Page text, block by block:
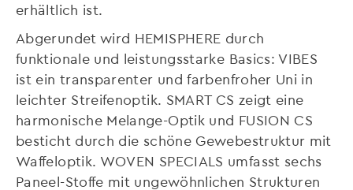
erhältlich ist.
Abgerundet wird HEMISPHERE durch
funktionale und leistungsstarke Basics: VIBES
ist ein transparenter und farbenfroher Uni in
leichter Streifenoptik. SMART CS zeigt eine
harmonische Melange-Optik und FUSION CS
besticht durch die schöne Gewebestruktur mit
Waffeloptik. WOVEN SPECIALS umfasst sechs
Paneel-Stoffe mit ungewöhnlichen Strukturen